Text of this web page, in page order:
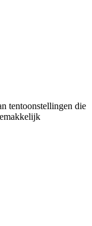
tentoonstellingen die